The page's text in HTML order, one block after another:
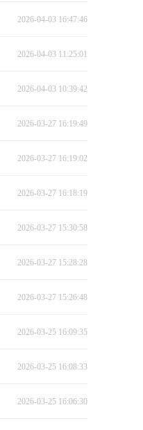
2026-04-03 16:47:46
2026-04-03 11:25:01
2026-04-03 10:39:42
2026-03-27 16:19:49
2026-03-27 16:19:02
2026-03-27 16:18:19
2026-03-27 15:30:58
2026-03-27 15:28:28
2026-03-27 15:26:48
2026-03-25 16:09:35
2026-03-25 16:08:33
2026-03-25 16:06:30